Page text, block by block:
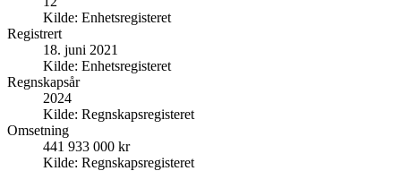
Kilde: Enhetsregisteret
Registrert
18. juni 2021
Kilde: Enhetsregisteret
Regnskapsår
2024
Kilde: Regnskapsregisteret
Omsetning
441 933 000 kr
Kilde: Regnskapsregisteret